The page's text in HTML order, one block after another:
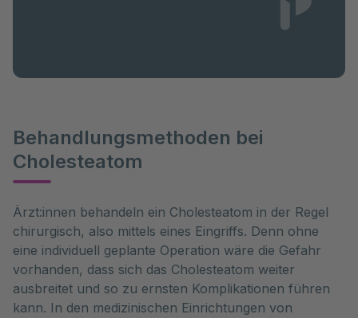
Behandlungsmethoden bei
Cholesteatom
Ärzt:innen behandeln ein Cholesteatom in der Regel
chirurgisch, also mittels eines Eingriffs. Denn ohne
eine individuell geplante Operation wäre die Gefahr
vorhanden, dass sich das Cholesteatom weiter
ausbreitet und so zu ernsten Komplikationen führen
kann. In den medizinischen Einrichtungen von